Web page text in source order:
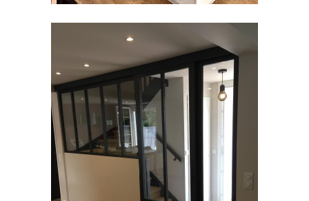
VERRIÈRES
Aménagement